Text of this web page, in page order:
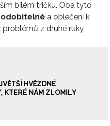
bílém tričku. Oba tyto
a oblečení k
z druhé ruky.
HVĚZDNÉ
KTERÉ NÁM ZLOMILY